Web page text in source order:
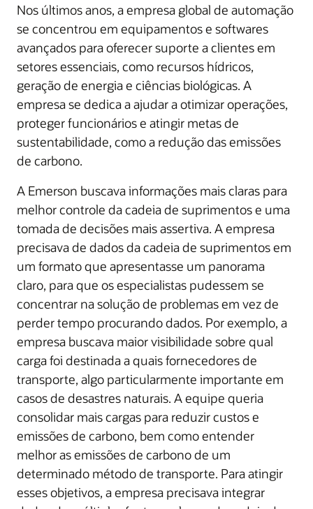
Nos últimos anos, a empresa global de automação
se concentrou em equipamentos e softwares
avançados para oferecer suporte a clientes em
setores essenciais, como recursos hídricos,
geração de energia e ciências biológicas. A
empresa se dedica a ajudar a otimizar operações,
proteger funcionários e atingir metas de
sustentabilidade, como a redução das emissões
de carbono.
A Emerson buscava informações mais claras para
melhor controle da cadeia de suprimentos e uma
tomada de decisões mais assertiva. A empresa
precisava de dados da cadeia de suprimentos em
um formato que apresentasse um panorama
claro, para que os especialistas pudessem se
concentrar na solução de problemas em vez de
perder tempo procurando dados. Por exemplo, a
empresa buscava maior visibilidade sobre qual
carga foi destinada a quais fornecedores de
transporte, algo particularmente importante em
casos de desastres naturais. A equipe queria
consolidar mais cargas para reduzir custos e
emissões de carbono, bem como entender
melhor as emissões de carbono de um
determinado método de transporte. Para atingir
esses objetivos, a empresa precisava integrar